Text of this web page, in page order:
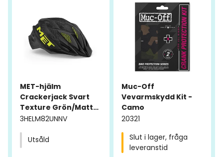
MET-hjälm
Crackerjack Svart
Texture Grön/Matt
(52-57 cm)
3HELM82UNNV
Utsåld
Muc-Off
Vevarmskydd Kit -
Camo
20321
Slut i lager, fråga
leveranstid